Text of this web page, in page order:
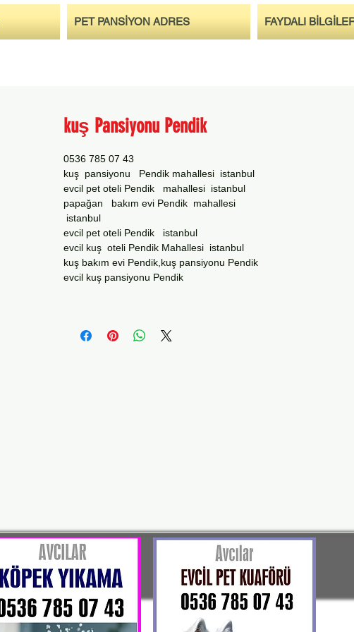
PET PANSİYON ADRES FAYDALI
kuş Pansiyonu Pendik
0536 785 07 43
kuş pansiyonu Pendik mahallesi istanbul
evcil pet oteli Pendik mahallesi istanbul
papağan bakım evi Pendik mahallesi
istanbul
evcil pet oteli Pendik istanbul
evcil kuş oteli Pendik Mahallesi istanbul
kuş bakım evi Pendik,kuş pansiyonu Pendik
evcil kuş pansiyonu Pendik